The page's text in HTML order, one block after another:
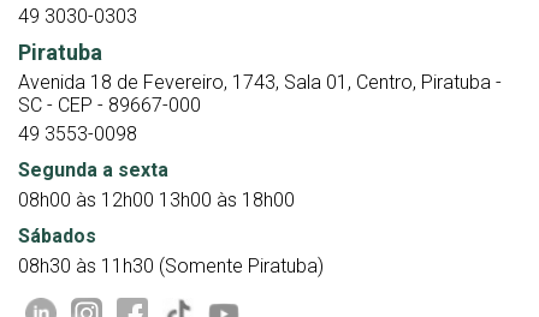
49 3030-0303
Piratuba
Avenida 18 de Fevereiro, 1743, Sala 01, Centro, Piratuba -
SC - CEP - 89667-000
49 3553-0098
Segunda a sexta
08h00 às 12h00 13h00 às 18h00
Sábados
08h30 às 11h30 (Somente Piratuba)